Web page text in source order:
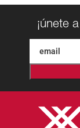
¡únete